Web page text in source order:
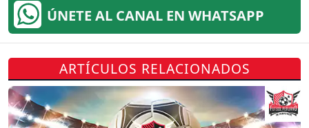
ÚNETE AL CANAL EN WHATSAPP
ARTÍCULOS RELACIONADOS